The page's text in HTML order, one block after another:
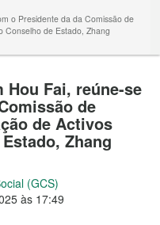
o Presidente da da Comissão de
Conselho de Estado, Zhang
Hou Fai, reúne-se
de
de Activos
Zhang
(GCS)
às 17:49